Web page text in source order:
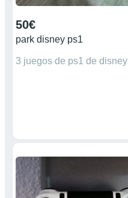
50€
park disney ps1
3 juegos de ps1 de disney